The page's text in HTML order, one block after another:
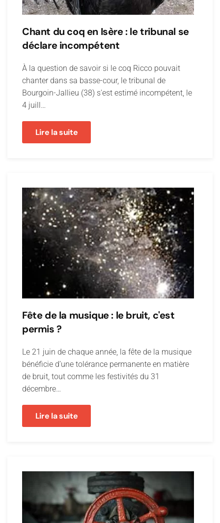
Chant du coq en Isère : le tribunal se
déclare incompétent
À la question de savoir si le coq Ricco pouvait
chanter dans sa basse-cour, le tribunal de
Bourgoin-Jallieu (38) s'est estimé incompétent, le
4 juill…
Lire la suite
Fête de la musique : le bruit, c'est
permis ?
Le 21 juin de chaque année, la fête de la musique
bénéficie d’une tolérance permanente en matière
de bruit, tout comme les festivités du 31
décembre…
Lire la suite